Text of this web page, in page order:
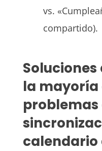
vs.
compartido).
la mayoría
problemas
calendario